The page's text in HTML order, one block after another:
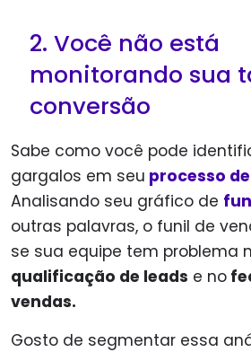
2. Você não está
monitorando sua
conversão
Sabe como você pode
gargalos em seu processo
Analisando seu gráfico de
outras palavras, o funil de
se sua equipe tem problema
qualificação de leads e no
vendas.
Gosto de segmentar essa